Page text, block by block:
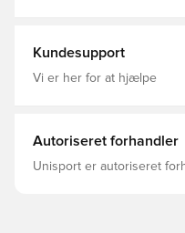
Kundesupport
Vi er her for at hjælpe
Autoriseret forhandler
Unisport er autoriseret